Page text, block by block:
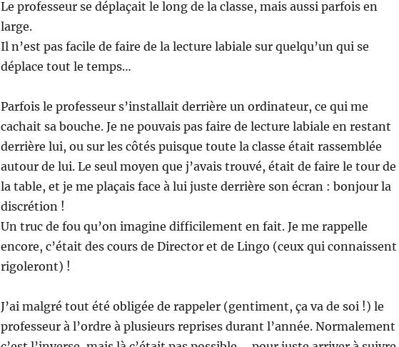
Le professeur se déplaçait le long de la classe, mais aussi parfois en
large.
Il n’est pas facile de faire de la lecture labiale sur quelqu’un qui se
déplace tout le temps…
Parfois le professeur s’installait derrière un ordinateur, ce qui me
cachait sa bouche. Je ne pouvais pas faire de lecture labiale en restant
derrière lui, ou sur les côtés puisque toute la classe était rassemblée
autour de lui. Le seul moyen que j’avais trouvé, était de faire le tour de
la table, et je me plaçais face à lui juste derrière son écran : bonjour la
discrétion !
Un truc de fou qu’on imagine difficilement en fait. Je me rappelle
encore, c’était des cours de Director et de Lingo (ceux qui connaissent
rigoleront) !
J’ai malgré tout été obligée de rappeler (gentiment, ça va de soi !) le
professeur à l’ordre à plusieurs reprises durant l’année. Normalement